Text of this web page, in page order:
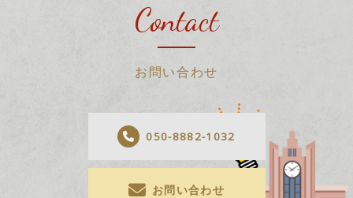
Contact
お問い合わせ
050-8882-1032
お問い合わせ